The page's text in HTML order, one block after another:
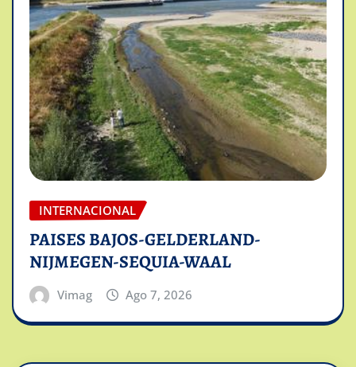
INTERNACIONAL
PAISES BAJOS-GELDERLAND-
NIJMEGEN-SEQUIA-WAAL
Vimag Ago 7, 2026